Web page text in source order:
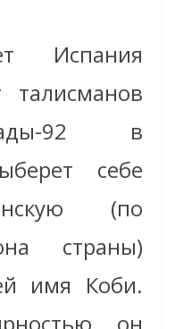
Испания
талисманов
92 в
себе
(по
страны)
имя Коби.
он